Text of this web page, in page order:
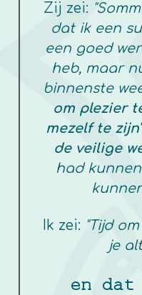
Zij zei:
dat ik een
een goed
heb, maar
binnenste
om plezier
mezelf te zijn'
de veilige
had
Ik zei: "Tijd
je
en dat